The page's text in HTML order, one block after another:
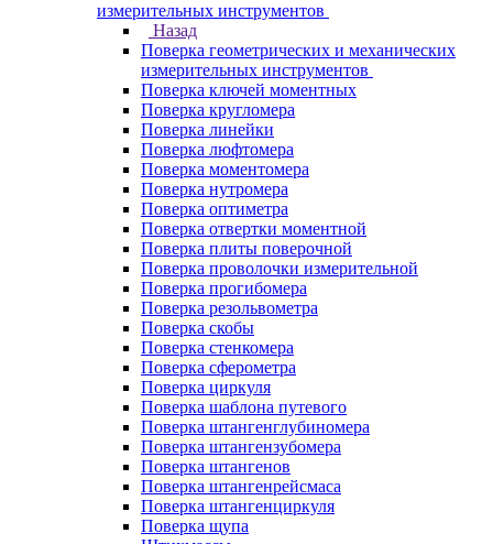
измерительных инструментов
Назад
Поверка геометрических и механических
измерительных инструментов
Поверка ключей моментных
Поверка кругломера
Поверка линейки
Поверка люфтомера
Поверка моментомера
Поверка нутромера
Поверка оптиметра
Поверка отвертки моментной
Поверка плиты поверочной
Поверка проволочки измерительной
Поверка прогибомера
Поверка резольвометра
Поверка скобы
Поверка стенкомера
Поверка сферометра
Поверка циркуля
Поверка шаблона путевого
Поверка штангенглубиномера
Поверка штангензубомера
Поверка штангенов
Поверка штангенрейсмаса
Поверка штангенциркуля
Поверка щупа